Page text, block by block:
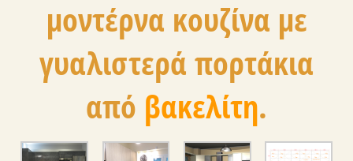
μοντέρνα κουζίνα με
γυαλιστερά πορτάκια
από βακελίτη.